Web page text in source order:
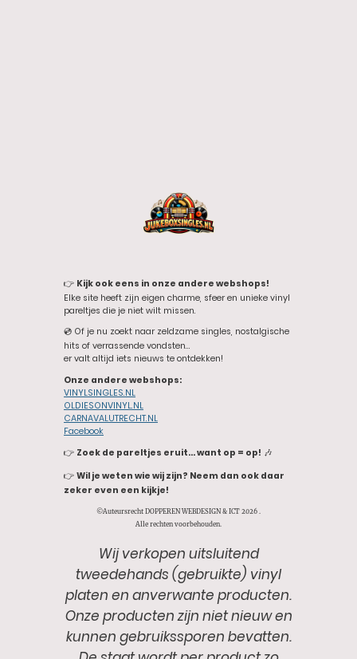
👉 Kijk ook eens in onze andere webshops!
Elke site heeft zijn eigen charme, sfeer en unieke vinyl
pareltjes die je niet wilt missen.
💿 Of je nu zoekt naar zeldzame singles, nostalgische
hits of verrassende vondsten…
er valt altijd iets nieuws te ontdekken!
Onze andere webshops:
VINYLSINGLES.NL
OLDIESONVINYL.NL
CARNAVALUTRECHT.NL
Facebook
👉 Zoek de pareltjes eruit… want op = op! 🎶
👉 Wil je weten wie wij zijn? Neem dan ook daar
zeker even een kijkje!
©Auteursrecht DOPPEREN WEBDESIGN & ICT 2026 .
Alle rechten voorbehouden.
Wij verkopen uitsluitend
tweedehands (gebruikte) vinyl
platen en anverwante producten.
Onze producten zijn niet nieuw en
kunnen gebruikssporen bevatten.